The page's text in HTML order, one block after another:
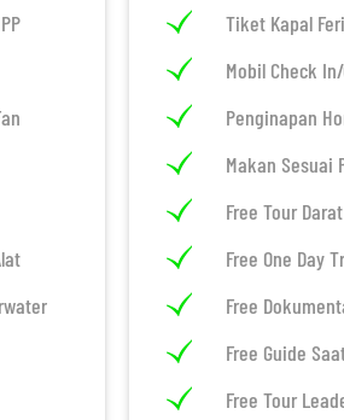
Tiket Kapal
Mobil Check
Penginapan
Makan Sesuai
Free Tour
Free One Day
Free
Free Guide
Free Tour